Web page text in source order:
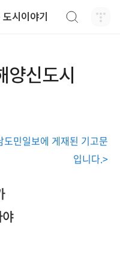
시이야기
양신도시
도민일보에 게재된 기고문
입니다.>